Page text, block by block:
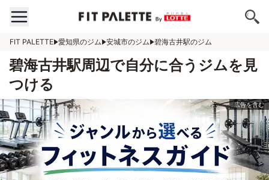
FIT PALETTE 愛知県のジム 安城市のジム 碧海古井駅のジム
碧海古井駅周辺で自分に合うジムを見
つける